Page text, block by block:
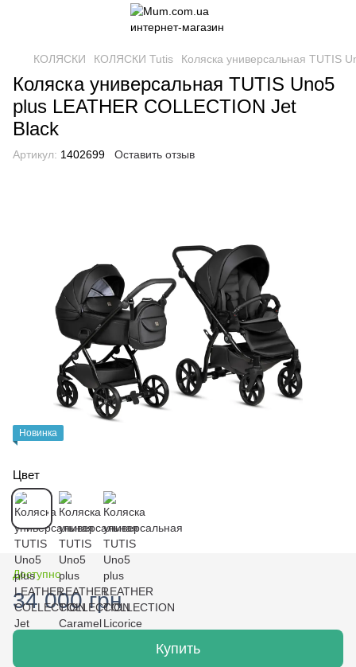
КОЛЯСКИ КОЛЯСКИ Tutis Коляска универсальная TUTIS
Коляска универсальная TUTIS Uno5
plus LEATHER COLLECTION Jet
Black
Артикул: 1402699 Оставить отзыв
Новинка
Цвет
Доступно
34 000 грн
Купить